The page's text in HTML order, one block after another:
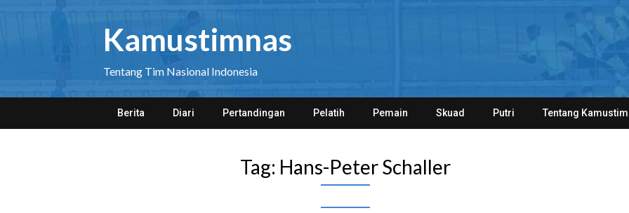
Kamustimnas
Tentang Tim Nasional Indonesia
Berita Diari Pertandingan Pelatih Pemain Skuad Putri Tentang
Tag: Hans-Peter Schaller